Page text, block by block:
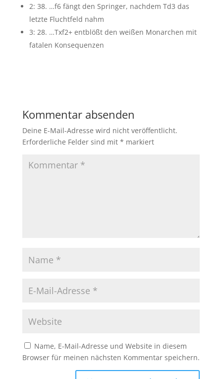
2: 38. …f6 fängt den Springer, nachdem Td3 das
letzte Fluchtfeld nahm
3: 28. …Txf2+ entblößt den weißen Monarchen mit
fatalen Konsequenzen
Kommentar absenden
Deine E-Mail-Adresse wird nicht veröffentlicht.
Erforderliche Felder sind mit * markiert
Name, E-Mail-Adresse und Website in diesem
Browser für meinen nächsten Kommentar speichern.